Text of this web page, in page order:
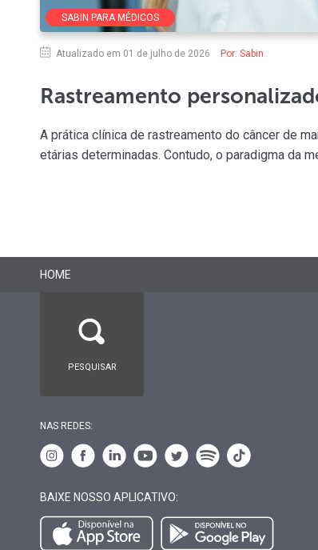
SABIN PARA MÉDICOS
Atualizado em 01 de julho de 2026 Por: Sabin
Rastreamento
A prática clínica de rastreamento do câncer de
etárias determinadas. Contudo, o paradigma da
HOME
NAS REDES:
BAIXE NOSSO APLICATIVO: